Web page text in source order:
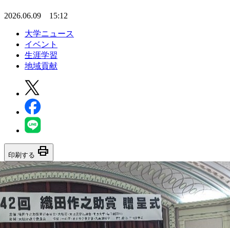
2026.06.09 15:12
大学ニュース
イベント
生涯学習
地域貢献
印刷する print